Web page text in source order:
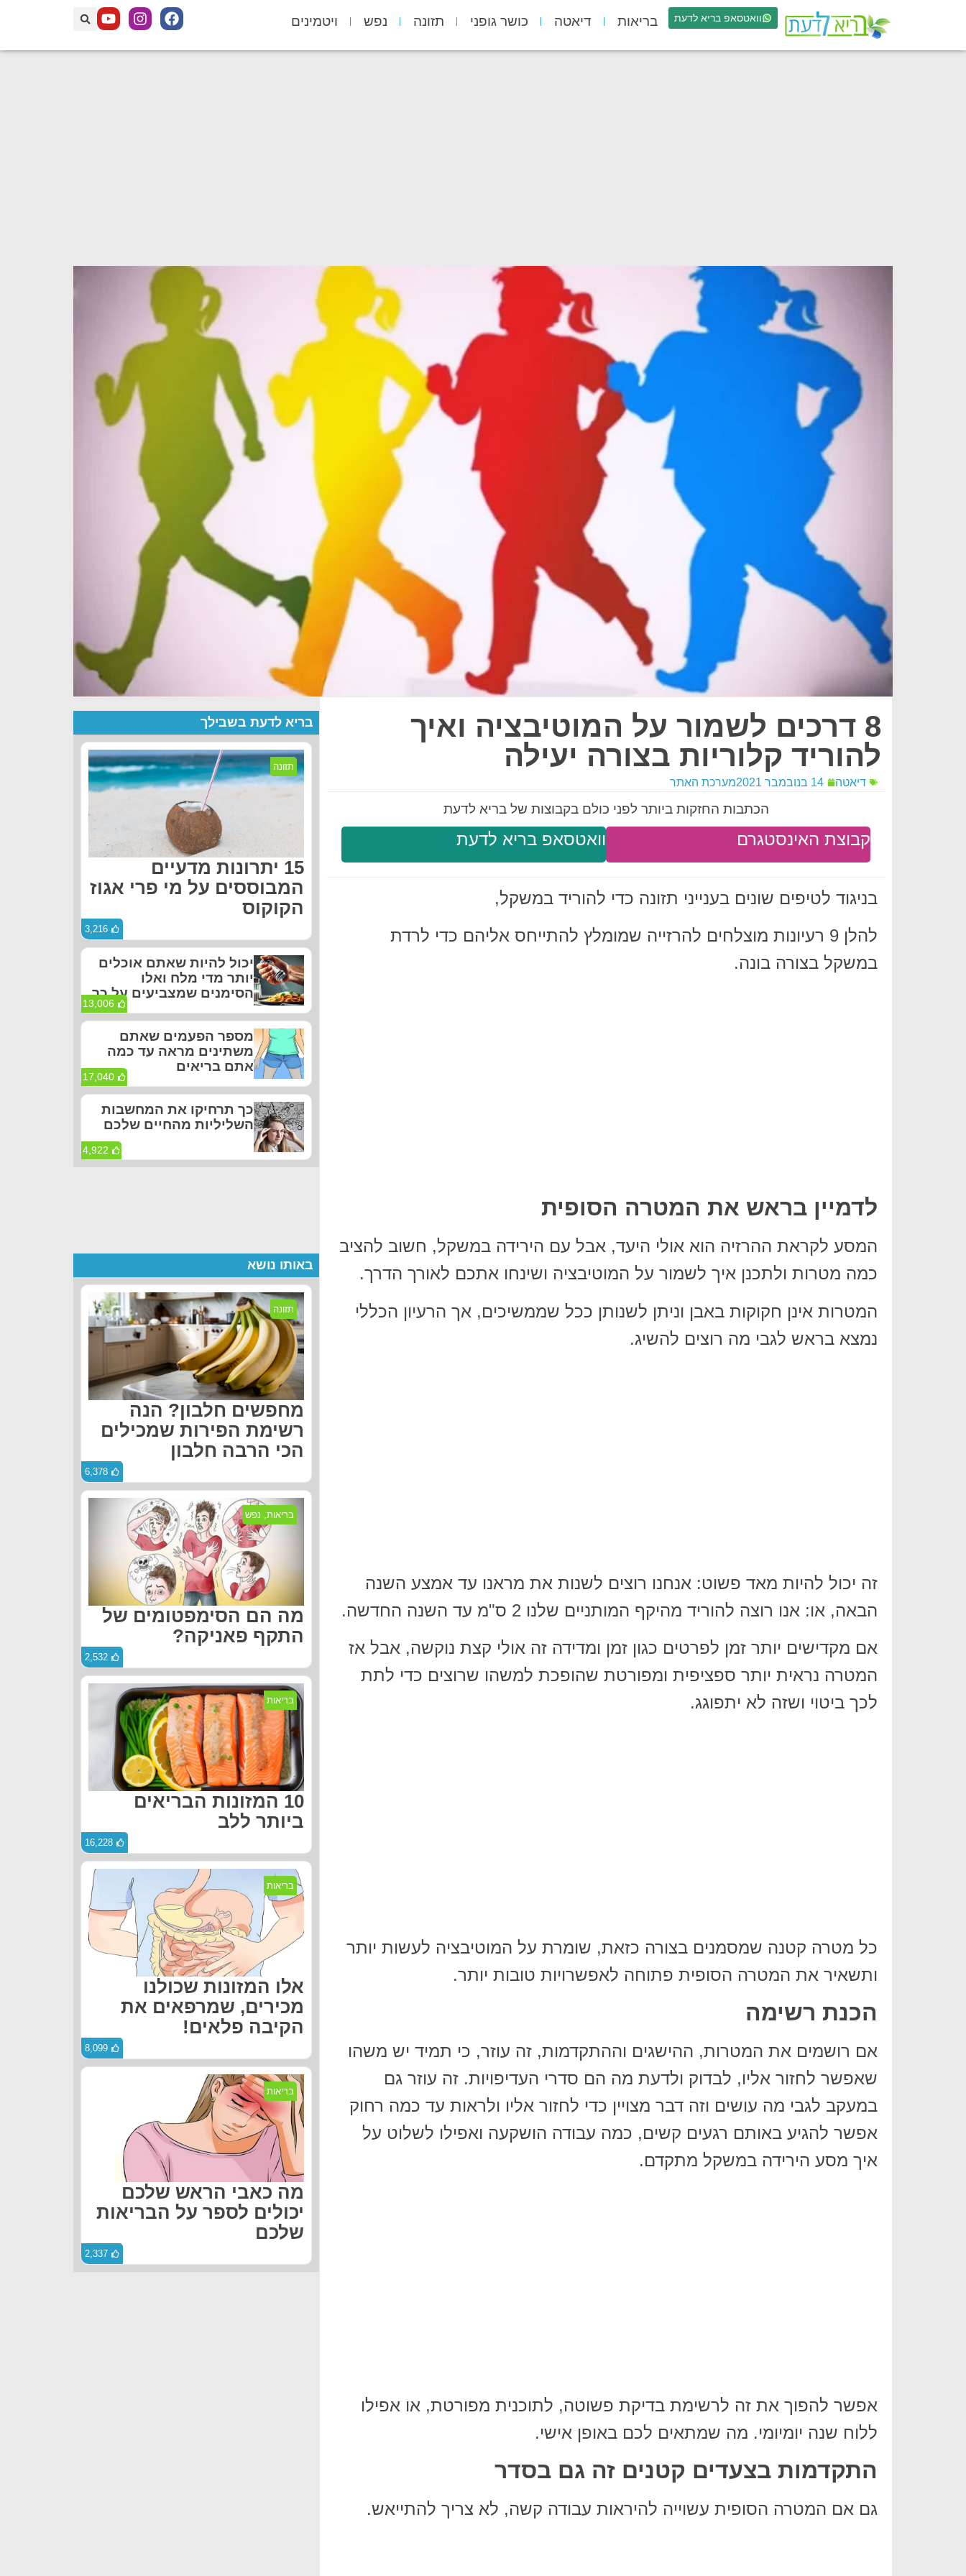
וואטסאפ בריא לדעת בריאות דיאטה כושר גופני תזונה נפש ויטמינים
8 דרכים לשמור על המוטיבציה ואיך
להוריד קלוריות בצורה יעילה
דיאטה 14 בנובמבר 2021 מערכת האתר
הכתבות החזקות ביותר לפני כולם בקבוצות של בריא לדעת
וואטסאפ בריא לדעת קבוצת האינסטגרם
בניגוד לטיפים שונים בענייני תזונה כדי להוריד במשקל,
להלן 9 רעיונות מוצלחים להרזייה שמומלץ להתייחס אליהם כדי לרדת
במשקל בצורה בונה.
לדמיין בראש את המטרה הסופית
המסע לקראת ההרזיה הוא אולי היעד, אבל עם הירידה במשקל, חשוב להציב
כמה מטרות ולתכנן איך לשמור על המוטיבציה ושינחו אתכם לאורך הדרך.
המטרות אינן חקוקות באבן וניתן לשנותן ככל שממשיכים, אך הרעיון הכללי
נמצא בראש לגבי מה רוצים להשיג.
זה יכול להיות מאד פשוט: אנחנו רוצים לשנות את מראנו עד אמצע השנה
הבאה, או: אנו רוצה להוריד מהיקף המותניים שלנו 2 ס"מ עד השנה החדשה.
אם מקדישים יותר זמן לפרטים כגון זמן ומדידה זה אולי קצת נוקשה, אבל אז
המטרה נראית יותר ספציפית ומפורטת שהופכת למשהו שרוצים כדי לתת
לכך ביטוי ושזה לא יתפוגג.
כל מטרה קטנה שמסמנים בצורה כזאת, שומרת על המוטיבציה לעשות יותר
ותשאיר את המטרה הסופית פתוחה לאפשרויות טובות יותר.
הכנת רשימה
אם רושמים את המטרות, ההישגים וההתקדמות, זה עוזר, כי תמיד יש משהו
שאפשר לחזור אליו, לבדוק ולדעת מה הם סדרי העדיפויות. זה עוזר גם
במעקב לגבי מה עושים וזה דבר מצויין כדי לחזור אליו ולראות עד כמה רחוק
אפשר להגיע באותם רגעים קשים, כמה עבודה הושקעה ואפילו לשלוט על
איך מסע הירידה במשקל מתקדם.
אפשר להפוך את זה לרשימת בדיקת פשוטה, לתוכנית מפורטת, או אפילו
ללוח שנה יומיומי. מה שמתאים לכם באופן אישי.
התקדמות בצעדים קטנים זה גם בסדר
גם אם המטרה הסופית עשוייה להיראות עבודה קשה, לא צריך להתייאש.
בריא לדעת בשבילך
תזונה
15 יתרונות מדעיים
המבוססים על מי פרי אגוז
הקוקוס
3,216
יכול להיות שאתם אוכלים
יותר מדי מלח ואלו
הסימנים שמצביעים על כך
13,006
מספר הפעמים שאתם
משתינים מראה עד כמה
אתם בריאים
17,040
כך תרחיקו את המחשבות
השליליות מהחיים שלכם
4,922
באותו נושא
תזונה
מחפשים חלבון? הנה
רשימת הפירות שמכילים
הכי הרבה חלבון
6,378
בריאות נפש
מה הם הסימפטומים של
התקף פאניקה?
2,532
בריאות
10 המזונות הבריאים
ביותר ללב
16,228
בריאות
אלו המזונות שכולנו
מכירים, שמרפאים את
הקיבה פלאים!
8,099
בריאות
מה כאבי הראש שלכם
יכולים לספר על הבריאות
שלכם
2,337